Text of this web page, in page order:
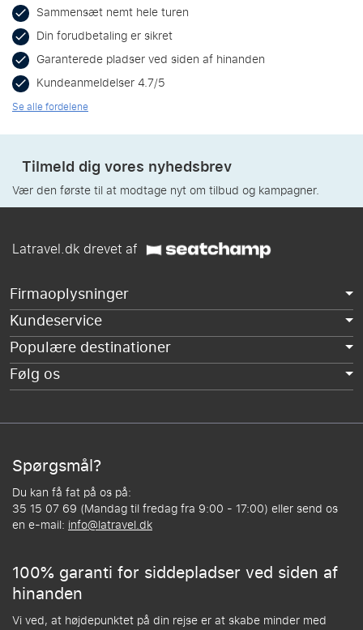
Sammensæt nemt hele turen
Din forudbetaling er sikret
Garanterede pladser ved siden af hinanden
Kundeanmeldelser 4.7/5
Se alle fordelene
Tilmeld dig vores nyhedsbrev
Vær den første til at modtage nyt om tilbud og kampagner.
Latravel.dk drevet af
Firmaoplysninger
Kundeservice
Populære destinationer
Følg os
Spørgsmål?
Du kan få fat på os på:
35 15 07 69 (Mandag til fredag fra 9:00 - 17:00) eller send os
en e-mail: info@latravel.dk
100% garanti for siddepladser ved siden af
hinanden
Vi ved, at højdepunktet på din rejse er at skabe minder med